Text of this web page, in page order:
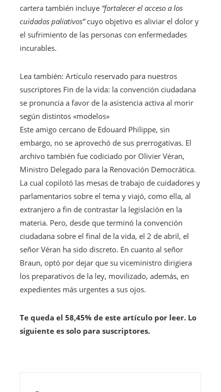
cartera también incluye “fortalecer el acceso a los
cuidados paliativos”cuyo objetivo es aliviar el dolor y
el sufrimiento de las personas con enfermedades
incurables.
Lea también: Artículo reservado para nuestros
suscriptores Fin de la vida: la convención ciudadana
se pronuncia a favor de la asistencia activa al morir
según distintos «modelos»
Este amigo cercano de Edouard Philippe, sin
embargo, no se aprovechó de sus prerrogativas. El
archivo también fue codiciado por Olivier Véran,
Ministro Delegado para la Renovación Democrática.
La cual copilotó las mesas de trabajo de cuidadores y
parlamentarios sobre el tema y viajó, como ella, al
extranjero a fin de contrastar la legislación en la
materia. Pero, desde que terminó la convención
ciudadana sobre el final de la vida, el 2 de abril, el
señor Véran ha sido discreto. En cuanto al señor
Braun, optó por dejar que su viceministro dirigiera
los preparativos de la ley, movilizado, además, en
expedientes más urgentes a sus ojos.
Te queda el 58,45% de este artículo por leer. Lo
siguiente es solo para suscriptores.